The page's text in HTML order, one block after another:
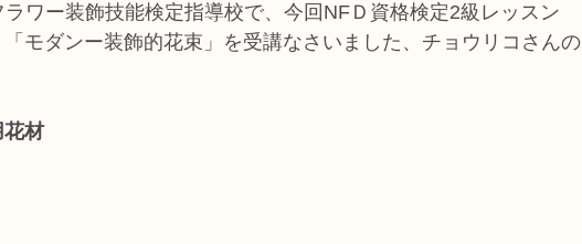
ワー装飾技能検定指導校で、今回NFＤ資格検定2級レッスン
モダンー装飾的花束」を受講なさいました、チョウリコさんの
花材